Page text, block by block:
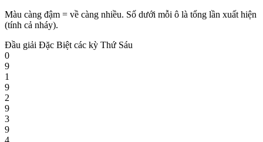
Màu càng đậm = về càng nhiều. Số dưới mỗi ô là tổng lần xuất hiện
(tính cả nháy).
Đầu giải Đặc Biệt các kỳ Thứ Sáu
0
9
1
9
2
9
3
9
4